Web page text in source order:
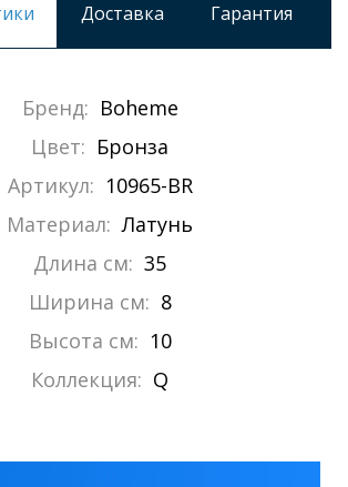
Доставка Гарантия
Бренд: Boheme
Цвет: Бронза
Артикул: 10965-BR
Материал: Латунь
Длина см: 35
Ширина см: 8
Высота см: 10
Коллекция: Q